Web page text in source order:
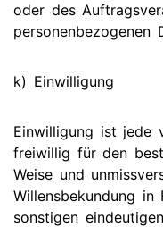
oder des
personenbezogenen
k) Einwilligung
Einwilligung ist jede
freiwillig für den
Weise und
Willensbekundung
sonstigen